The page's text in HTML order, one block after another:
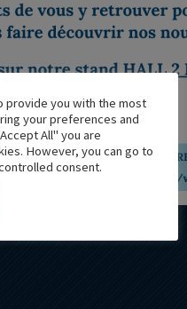
provide you with the most
your preferences and
All" you are
However, you can go to
consent.